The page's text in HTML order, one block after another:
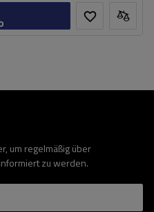
um regelmäßig über
zu werden.